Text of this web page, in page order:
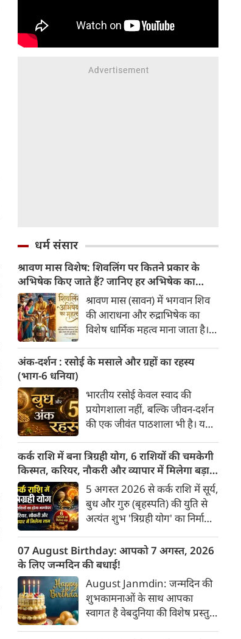
धर्म संसार
श्रावण मास विशेष: शिवलिंग पर कितने प्रकार के
अभिषेक किए जाते हैं? जानिए हर अभिषेक का
महत्व
श्रावण मास (सावन) में भगवान शिव
की आराधना और रुद्राभिषेक का
विशेष धार्मिक महत्व माना जाता है।
अलग-अलग द्रव्यों (सामग्रियों) से
प्रकार के फल प्राप्त होते हैं। भगवान
शिव को "अभिषेक प्रिय" माना गया
है। यहाँ मुख्य प्रकार के शिव-अभिषेक
और उनके महत्व की पूरी जानकारी दी
गई है।
अंक-दर्शन : रसोई के मसाले और ग्रहों का रहस्य
(भाग-6 धनिया)
भारतीय रसोई केवल स्वाद की
प्रयोगशाला नहीं, बल्कि जीवन-दर्शन
की एक जीवंत पाठशाला भी है। यहां
सुगंध या औषधीय गुण ही नहीं, बल्कि
एक सांस्कृतिक संकेत भी समेटे रहता
है। यदि हल्दी स्थिरता का बोध कराती
है, लाल मिर्च ऊर्जा का प्रतीक बनती
है और तेजपत्ता अदृश्य प्रभावों की
ओर संकेत करता है, तो धनिया प्रकृति
की उस सहज बुद्धिमत्ता का
प्रतिनिधित्व करता है जो बिना शोर
किए जीवन में संतुलन स्थापित करती
है।
कर्क राशि में बना त्रिग्रही योग, 6 राशियों की चमकेगी
किस्मत, करियर, नौकरी और व्यापार में मिलेगा बड़ा
लाभ
5 अगस्त 2026 से कर्क राशि में सूर्य,
बुध और गुरु (बृहस्पति) की युति से
अत्यंत शुभ 'त्रिग्रही योग' का निर्माण
ज्योतिष शास्त्र में कर्क राशि में इन
तीन प्रमुख ग्रहों का एक साथ आना
बहुत ही दुर्लभ और फलदायी माना
जाता है, क्योंकि यहाँ गुरु उच्च के
होते हैं तथा सूर्य-बुध के मिलने से
'बुधादित्य राजयोग' का निर्माण भी
होता है। इस त्रिग्रही योग के प्रभाव से
07 August Birthday: आपको 7 अगस्त, 2026
के लिए जन्मदिन की बधाई!
August Janmdin: जन्मदिन की
शुभकामनाओं के साथ आपका
स्वागत है वेबदुनिया की विशेष प्रस्तुति